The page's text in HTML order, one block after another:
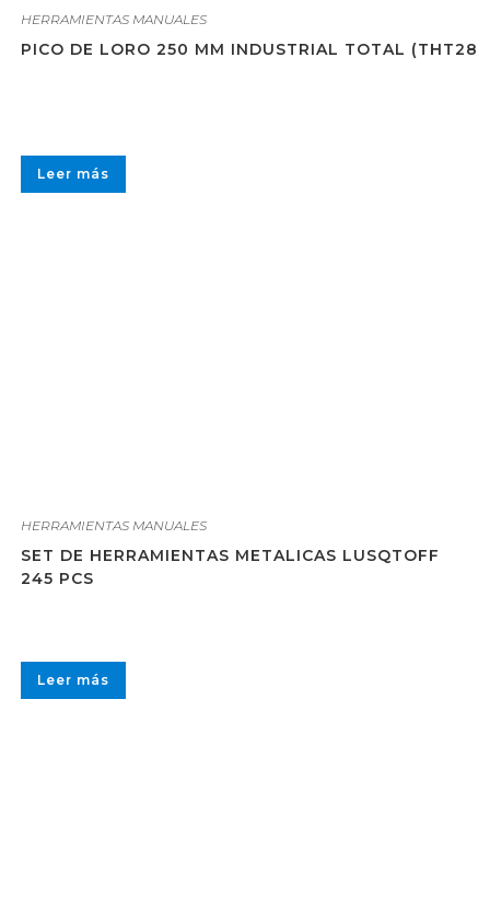
HERRAMIENTAS MANUALES
PICO DE LORO 250 MM INDUSTRIAL TOTAL
Leer más
HERRAMIENTAS MANUALES
SET DE HERRAMIENTAS METALICAS LUSQTOFF
245 PCS
Leer más